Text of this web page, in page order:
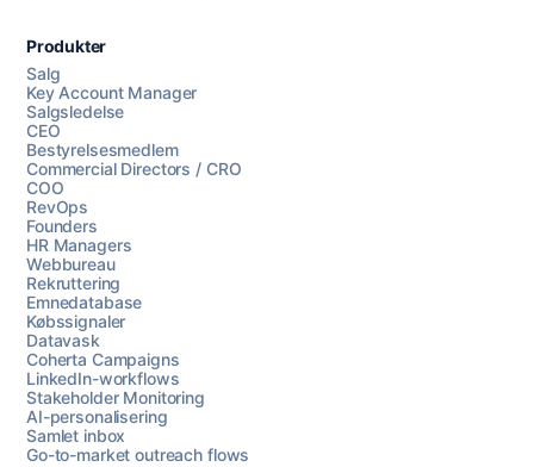
Produkter
Salg
Key Account Manager
Salgsledelse
CEO
Bestyrelsesmedlem
Commercial Directors / CRO
COO
RevOps
Founders
HR Managers
Webbureau
Rekruttering
Emnedatabase
Købssignaler
Datavask
Coherta Campaigns
LinkedIn-workflows
Stakeholder Monitoring
AI-personalisering
Samlet inbox
Go-to-market outreach flows